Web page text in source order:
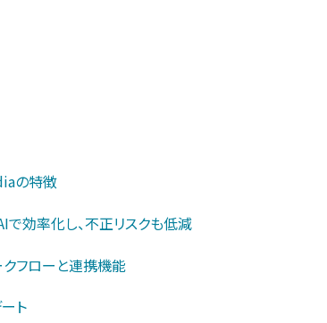
の特徴
効率化し、不正リスクも低減
フローと連携機能
ト